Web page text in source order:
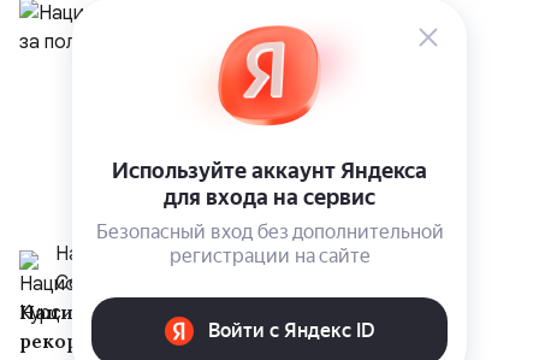
Национальный Курс
Сегодня в 8:22
Национализация в России обновила
рекорд: за полгода изъято активов на